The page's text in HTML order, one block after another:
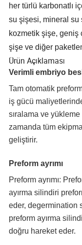
her türlü karbonatlı
su şişesi, mineral su
kozmetik şişe, geniş
şişe ve diğer
Ürün Açıklaması
Verimli embriyo
Tam otomatik
iş gücü
sıralama ve
zamanda tüm
geliştirir.
Preform ayrımı
Preform ayrımı:
ayırma silindiri
eder, degermination
preform ayırma
doğru hareket eder.